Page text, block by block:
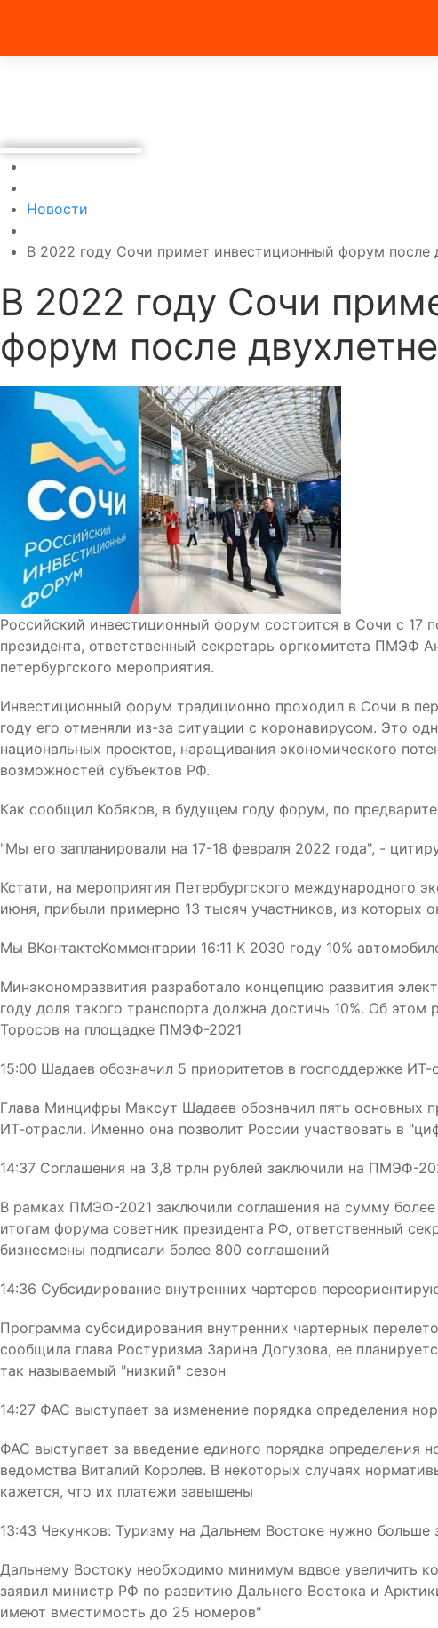
Новости
В 2022 году Сочи примет инвестиционный форум после
В 2022 году Сочи
форум после
Российский инвестиционный форум состоится в Сочи с 17
президента, ответственный секретарь оргкомитета ПМЭФ
петербургского мероприятия.
Инвестиционный форум традиционно проходил в Сочи в
году его отменяли из-за ситуации с коронавирусом. Это
национальных проектов, наращивания экономического
возможностей субъектов РФ.
Как сообщил Кобяков, в будущем году форум, по
"Мы его запланировали на 17-18 февраля 2022 года", -
Кстати, на мероприятия Петербургского международного
июня, прибыли примерно 13 тысяч участников, из которых
Мы ВКонтактеКомментарии 16:11 К 2030 году 10%
Минэкономразвития разработало концепцию развития
году доля такого транспорта должна достичь 10%. Об
Торосов на площадке ПМЭФ-2021
15:00 Шадаев обозначил 5 приоритетов в господдержке ИТ-
Глава Минцифры Максут Шадаев обозначил пять основных
ИТ-отрасли. Именно она позволит России участвовать в
14:37 Соглашения на 3,8 трлн рублей заключили на ПМЭФ-
В рамках ПМЭФ-2021 заключили соглашения на сумму
итогам форума советник президента РФ, ответственный
бизнесмены подписали более 800 соглашений
14:36 Субсидирование внутренних чартеров
Программа субсидирования внутренних чартерных
сообщила глава Ростуризма Зарина Догузова, ее
так называемый "низкий" сезон
14:27 ФАС выступает за изменение порядка определения
ФАС выступает за введение единого порядка определения
ведомства Виталий Королев. В некоторых случаях
кажется, что их платежи завышены
13:43 Чекунков: Туризму на Дальнем Востоке нужно больше
Дальнему Востоку необходимо минимум вдвое увеличить
заявил министр РФ по развитию Дальнего Востока и
имеют вместимость до 25 номеров"